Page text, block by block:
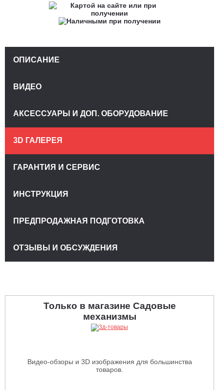
ОПИСАНИЕ
ВИДЕО
АКСЕССУАРЫ И ДОП. ОБОРУДОВАНИЕ
3D ГАЛЕРЕЯ
ГАРАНТИЯ И СЕРВИС
ИНСТРУКЦИЯ
ПРЕДПРОДАЖНАЯ ПОДГОТОВКА
ОТЗЫВЫ И ОБСУЖДЕНИЯ
Только в магазине Садовые
механизмы
Видео-обзоры и 3D изображения для большинства
товаров.